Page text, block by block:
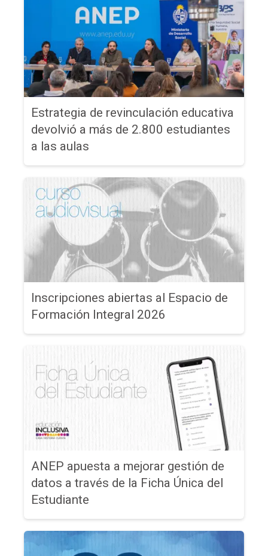
Estrategia de revinculación educativa
devolvió a más de 2.800 estudiantes
a las aulas
Inscripciones abiertas al Espacio de
Formación Integral 2026
ANEP apuesta a mejorar gestión de
datos a través de la Ficha Única del
Estudiante